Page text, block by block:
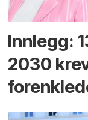
Innlegg:
2030